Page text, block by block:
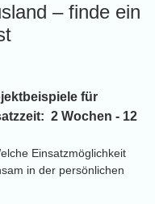
– finde ein
für
2 Wochen - 12
Einsatzmöglichkeit
in der persönlichen